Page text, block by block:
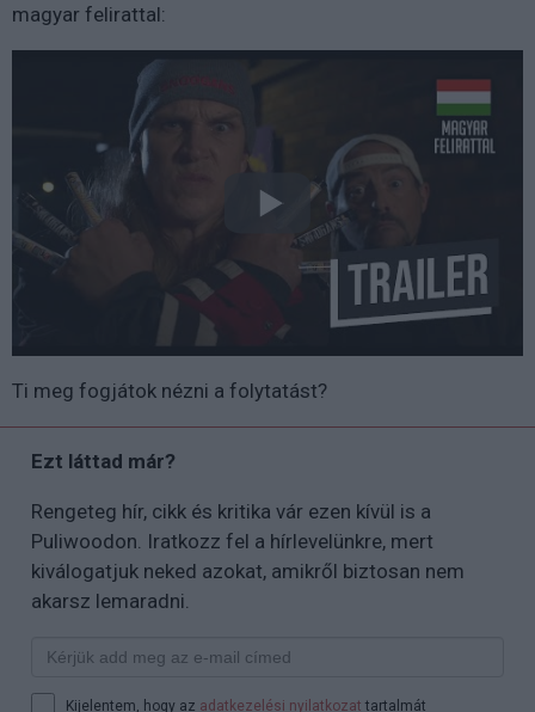
magyar felirattal:
Ti meg fogjátok nézni a folytatást?
Ezt láttad már?
Rengeteg hír, cikk és kritika vár ezen kívül is a
Puliwoodon. Iratkozz fel a hírlevelünkre, mert
kiválogatjuk neked azokat, amikről biztosan nem
akarsz lemaradni.
Kijelentem, hogy az adatkezelési nyilatkozat tartalmát